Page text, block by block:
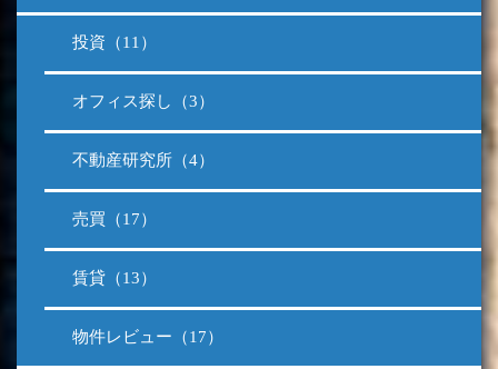
投資（11）
オフィス探し（3）
不動産研究所（4）
売買（17）
賃貸（13）
物件レビュー（17）